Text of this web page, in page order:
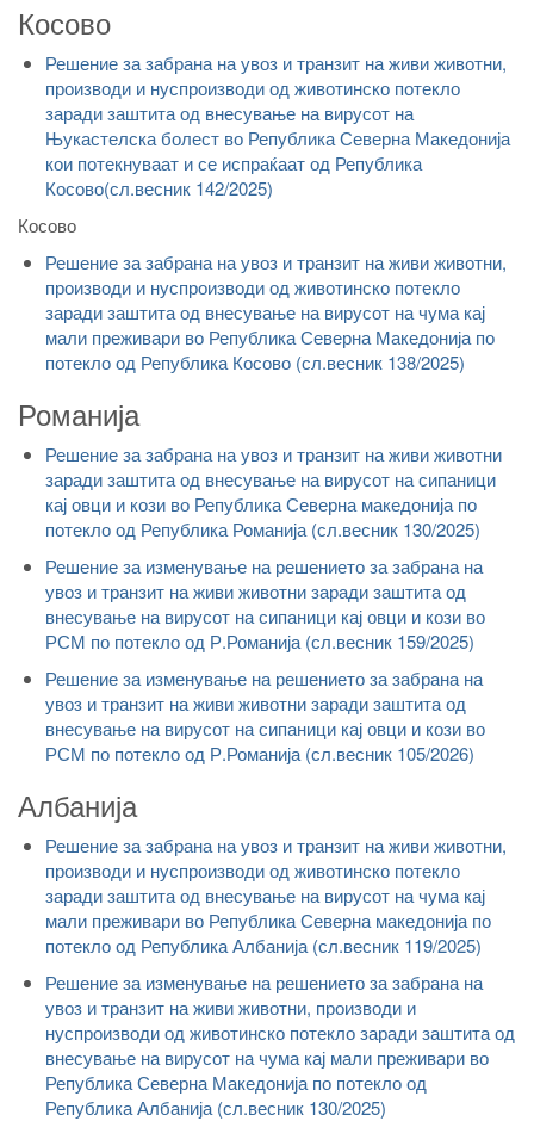
Косово
Решение за забрана на увоз и транзит на живи животни,
производи и нуспроизводи од животинско потекло
заради заштита од внесување на вирусот на
Њукастелска болест во Република Северна Македонија
кои потекнуваат и се испраќаат од Република
Косово(сл.весник 142/2025)
Косово
Решение за забрана на увоз и транзит на живи животни,
производи и нуспроизводи од животинско потекло
заради заштита од внесување на вирусот на чума кај
мали преживари во Република Северна Македонија по
потекло од Република Косово (сл.весник 138/2025)
Романија
Решение за забрана на увоз и транзит на живи животни
заради заштита од внесување на вирусот на сипаници
кај овци и кози во Република Северна македонија по
потекло од Република Романија (сл.весник 130/2025)
Решение за изменување на решението за забрана на
увоз и транзит на живи животни заради заштита од
внесување на вирусот на сипаници кај овци и кози во
РСМ по потекло од Р.Романија (сл.весник 159/2025)
Решение за изменување на решението за забрана на
увоз и транзит на живи животни заради заштита од
внесување на вирусот на сипаници кај овци и кози во
РСМ по потекло од Р.Романија (сл.весник 105/2026)
Албанија
Решение за забрана на увоз и транзит на живи животни,
производи и нуспроизводи од животинско потекло
заради заштита од внесување на вирусот на чума кај
мали преживари во Република Северна македонија по
потекло од Република Албанија (сл.весник 119/2025)
Решение за изменување на решението за забрана на
увоз и транзит на живи животни, производи и
нуспроизводи од животинско потекло заради заштита од
внесување на вирусот на чума кај мали преживари во
Република Северна Македонија по потекло од
Република Албанија (сл.весник 130/2025)